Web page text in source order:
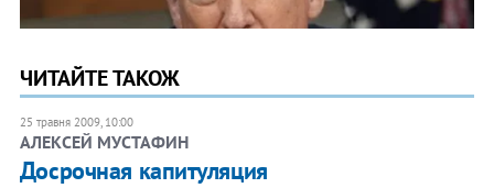
ЧИТАЙТЕ ТАКОЖ
25 травня 2009, 10:00
АЛЕКСЕЙ МУСТАФИН
Досрочная капитуляция